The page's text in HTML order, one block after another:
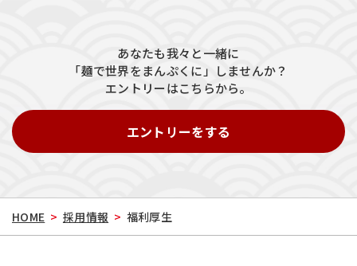
あなたも我々と一緒に
「麺で世界をまんぷくに」しませんか？
エントリーはこちらから。
エントリーをする
HOME > 採用情報 > 福利厚生